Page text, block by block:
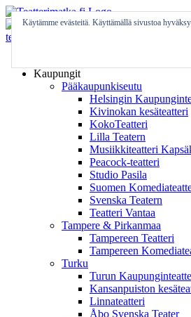
Skip
to
content
Kaupungit
Pääkaupunkiseutu
Helsingin
Kivinokan kesäteatteri
KokoTeatteri
Lilla Teatern
Musiikkiteatteri
Peacock-teatteri
Studio Pasila
Suomen
Svenska Teatern
Teatteri Vantaa
Tampere & Pirkanmaa
Tampereen Teatteri
Tampereen
Turku
Turun
Kansanpuiston
Linnateatteri
Åbo Svenska Teater
Käytämme evästeitä. Käyttämällä sivustoa